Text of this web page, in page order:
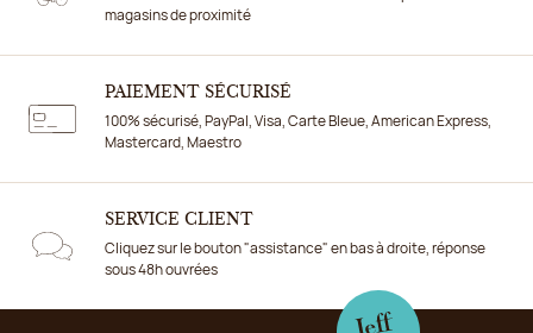
magasins de proximité
PAIEMENT SÉCURISÉ
100% sécurisé, PayPal, Visa, Carte Bleue, American Express,
Mastercard, Maestro
SERVICE CLIENT
Cliquez sur le bouton "assistance" en bas à droite, réponse
sous 48h ouvrées